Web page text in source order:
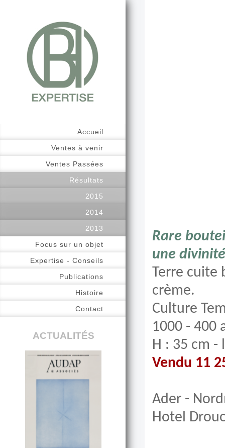
Accueil
Ventes à venir
Ventes Passées
Résultats
2015
2014
2013
Focus sur un objet
Expertise - Conseils
Publications
Histoire
Contact
ACTUALITÉS
Rare
une
Terre cuite
crème.
Culture
1000 - 400
H : 35 cm -
Vendu 11
Ader -
Hotel